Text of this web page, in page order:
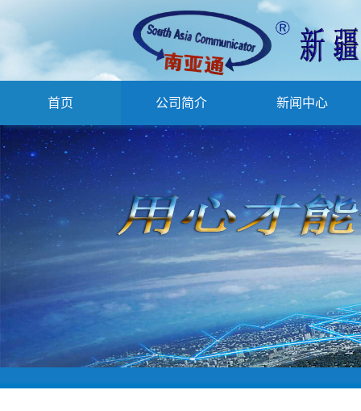
首页 公司简介 新闻中心